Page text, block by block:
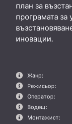
план за
програмата за
иновации.
Жанр:
Режисьор:
Оператор:
Водещ:
Монтажист: